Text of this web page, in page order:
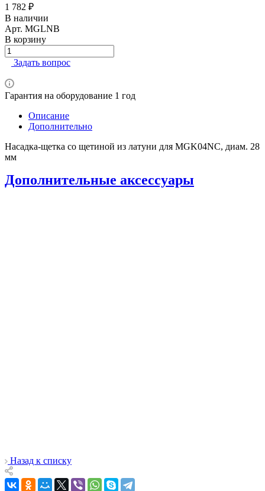
1 782 ₽
В наличии
Арт. MGLNB
В корзину
Задать вопрос
Гарантия на оборудование 1 год
Описание
Дополнительно
Насадка-щетка со щетиной из латуни для MGK04NC, диам. 28
мм
Дополнительные аксессуары
Назад к списку